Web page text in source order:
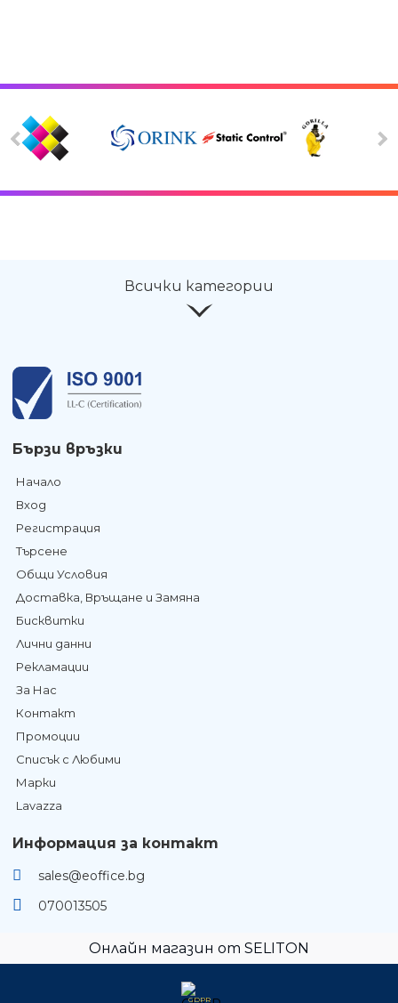
Всички категории
Бързи връзки
Начало
Вход
Регистрация
Търсене
Общи Условия
Доставка, Връщане и Замяна
Бисквитки
Лични данни
Рекламации
За Нас
Контакт
Промоции
Списък с Любими
Марки
Lavazza
Информация за контакт
sales@eoffice.bg
070013505
Онлайн магазин от SELITON
GDPR